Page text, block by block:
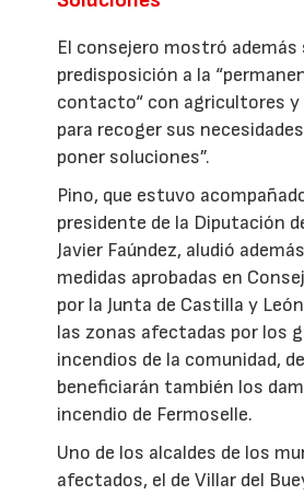
El consejero mostró además
predisposición a la
contacto“ con agricultores y
para recoger sus
poner soluciones”.
Pino, que estuvo
presidente de la Diputación
Javier Faúndez, aludió
medidas aprobadas en
por la Junta de Castilla y
las zonas afectadas por los
incendios de la comunidad,
beneficiarán también los
incendio de Fermoselle.
Uno de los alcaldes de los
afectados, el de Villar del